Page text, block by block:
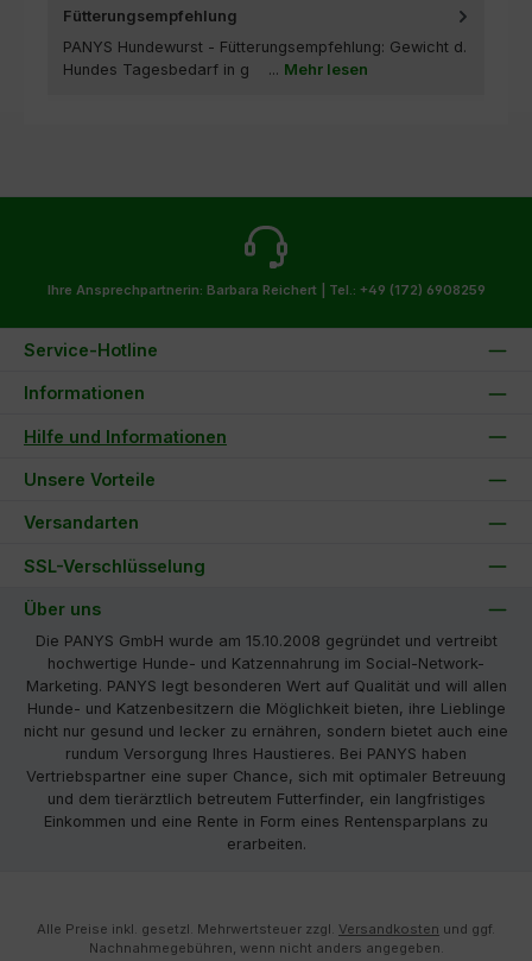
Fütterungsempfehlung
PANYS Hundewurst - Fütterungsempfehlung: Gewicht d.
Hundes Tagesbedarf in g ... Mehr lesen
Ihre Ansprechpartnerin: Barbara Reichert | Tel.: +49 (172) 6908259
Service-Hotline
Informationen
Hilfe und Informationen
Unsere Vorteile
Versandarten
SSL-Verschlüsselung
Über uns
Die PANYS GmbH wurde am 15.10.2008 gegründet und vertreibt
hochwertige Hunde- und Katzennahrung im Social-Network-
Marketing. PANYS legt besonderen Wert auf Qualität und will allen
Hunde- und Katzenbesitzern die Möglichkeit bieten, ihre Lieblinge
nicht nur gesund und lecker zu ernähren, sondern bietet auch eine
rundum Versorgung Ihres Haustieres. Bei PANYS haben
Vertriebspartner eine super Chance, sich mit optimaler Betreuung
und dem tierärztlich betreutem Futterfinder, ein langfristiges
Einkommen und eine Rente in Form eines Rentensparplans zu
erarbeiten.
Alle Preise inkl. gesetzl. Mehrwertsteuer zzgl. Versandkosten und ggf.
Nachnahmegebühren, wenn nicht anders angegeben.